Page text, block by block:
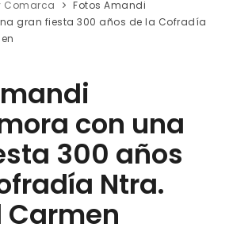
Comarca
Fotos Amandi
gran fiesta 300 años de la Cofradía
con una
300 años
Ntra.
Carmen